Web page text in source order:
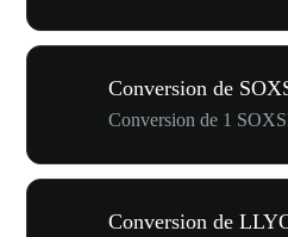
Conversion de
Conversion de 1
Conversion de